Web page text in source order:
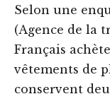
Selon une
(Agence de la
Français
vêtements de
conservent